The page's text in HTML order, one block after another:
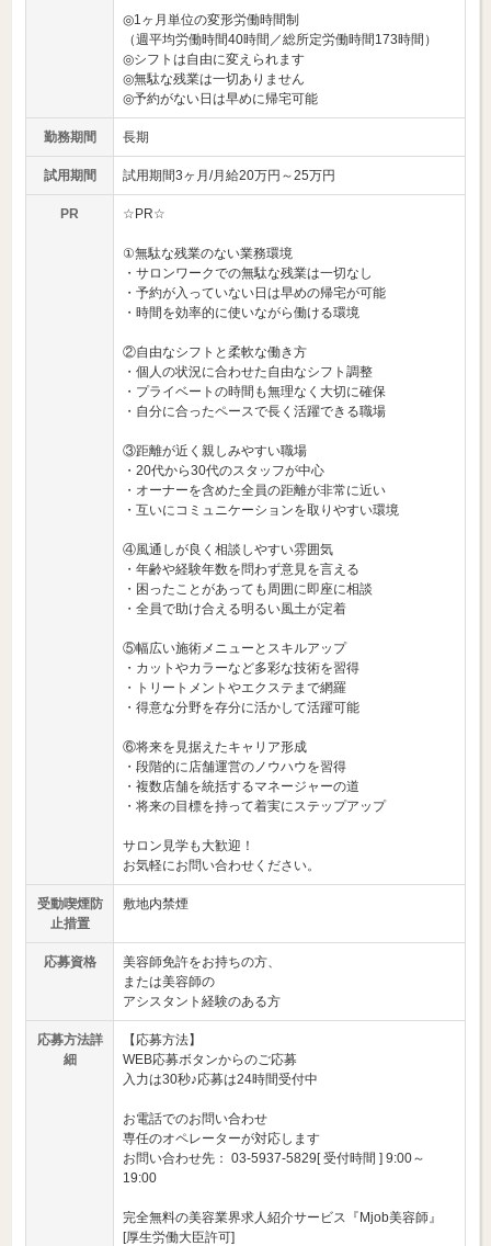
◎1ヶ月単位の変形労働時間制
（週平均労働時間40時間／総所定労働時間173時間）
◎シフトは自由に変えられます
◎無駄な残業は一切ありません
◎予約がない日は早めに帰宅可能
勤務期間 長期
試用期間 試用期間3ヶ月/月給20万円～25万円
PR ☆PR☆
①無駄な残業のない業務環境
・サロンワークでの無駄な残業は一切なし
・予約が入っていない日は早めの帰宅が可能
・時間を効率的に使いながら働ける環境
②自由なシフトと柔軟な働き方
・個人の状況に合わせた自由なシフト調整
・プライベートの時間も無理なく大切に確保
・自分に合ったペースで長く活躍できる職場
③距離が近く親しみやすい職場
・20代から30代のスタッフが中心
・オーナーを含めた全員の距離が非常に近い
・互いにコミュニケーションを取りやすい環境
④風通しが良く相談しやすい雰囲気
・年齢や経験年数を問わず意見を言える
・困ったことがあっても周囲に即座に相談
・全員で助け合える明るい風土が定着
⑤幅広い施術メニューとスキルアップ
・カットやカラーなど多彩な技術を習得
・トリートメントやエクステまで網羅
・得意な分野を存分に活かして活躍可能
⑥将来を見据えたキャリア形成
・段階的に店舗運営のノウハウを習得
・複数店舗を統括するマネージャーの道
・将来の目標を持って着実にステップアップ
サロン見学も大歓迎！
お気軽にお問い合わせください。
受動喫煙防
止措置
敷地内禁煙
応募資格
美容師免許をお持ちの方、
または美容師の
アシスタント経験のある方
応募方法詳
細
【応募方法】
WEB応募ボタンからのご応募
入力は30秒♪応募は24時間受付中
お電話でのお問い合わせ
専任のオペレーターが対応します
お問い合わせ先： 03-5937-5829[ 受付時間 ] 9:00～
19:00
完全無料の美容業界求人紹介サービス『Mjob美容師』
[厚生労働大臣許可]